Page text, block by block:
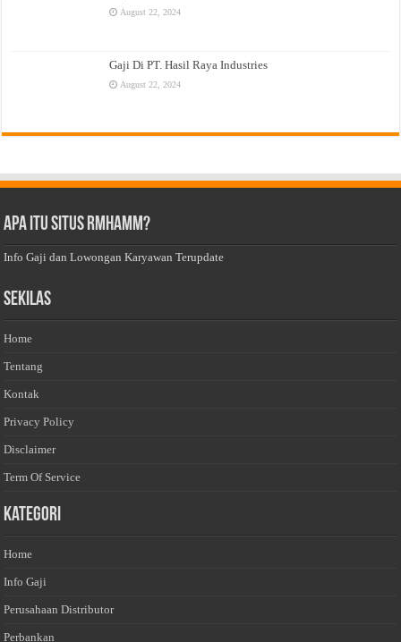
August 22, 2024
Gaji Di PT. Hasil Raya Industries
August 22, 2024
Apa Itu Situs Rmhamm?
Info Gaji dan Lowongan Karyawan Terupdate
Sekilas
Home
Tentang
Kontak
Privacy Policy
Disclaimer
Term Of Service
Kategori
Home
Info Gaji
Perusahaan Distributor
Perbankan